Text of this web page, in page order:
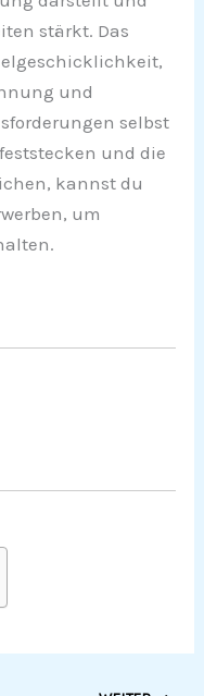
stärkt. Das
und
selbst
und die
kannst du
um